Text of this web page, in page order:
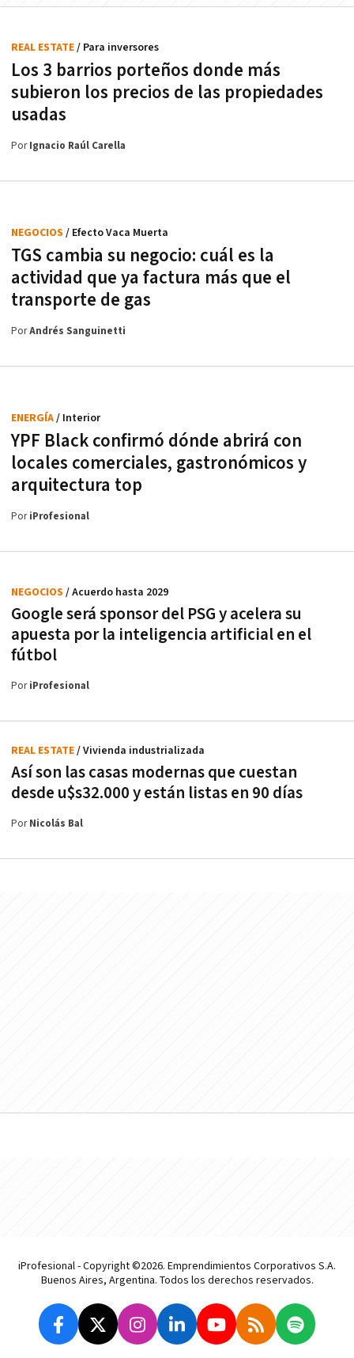
Los 3 barrios porteños donde más
subieron los precios de las propiedades
usadas
REAL ESTATE/ Para inversores
PorIgnacio Raúl Carella
TGS cambia su negocio: cuál es la
actividad que ya factura más que el
transporte de gas
NEGOCIOS / Efecto Vaca Muerta
PorAndrés Sanguinetti
YPF Black confirmó dónde abrirá con
locales comerciales, gastronómicos y
arquitectura top
ENERGÍA/ Interior
PoriProfesional
Google será sponsor del PSG y acelera su
apuesta por la inteligencia artificial en el
fútbol
NEGOCIOS / Acuerdo hasta 2029
PoriProfesional
Así son las casas modernas que cuestan
desde u$s32.000 y están listas en 90 días
REAL ESTATE/ Vivienda industrializada
PorNicolás Bal
iProfesional - Copyright ©2026. Emprendimientos Corporativos S.A.
Buenos Aires, Argentina. Todos los derechos reservados.